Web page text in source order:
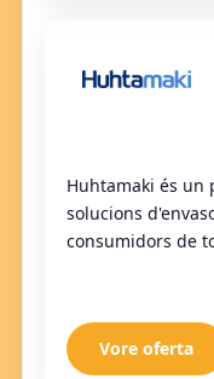
Huhtamaki és
solucions
consumidors de
Vore oferta